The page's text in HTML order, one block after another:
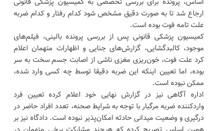
ارجاع شد تا به صورت دقیق مشخص شود کدام رفتار و کدام ضربه
علت تامه فوت بوده است.
کمیسیون پزشکی قانونی پس از بررسی پرونده بالینی، فیلم‌های
موجود، کالبدگشایی، گزارش‌های جنایی و اظهارات متهمان اعلام
کرد علت فوت، خون‌ریزی مغزی ناشی از اصابت جسم سخت به سر
بوده، اما تعیین اینکه این ضربه دقیقا توسط چه کسی وارد شده،
ممکن نبوده است.
اداره آگاهی نیز در گزارش نهایی خود اعلام کرده تعیین فرد
واردکننده ضربه مرگبار با توجه به شرایط صحنه، تعدد افراد حاضر در
درگیری و وضعیت میدانی حادثه امکان‌پذیر نبوده است. دادگاه نیز بر